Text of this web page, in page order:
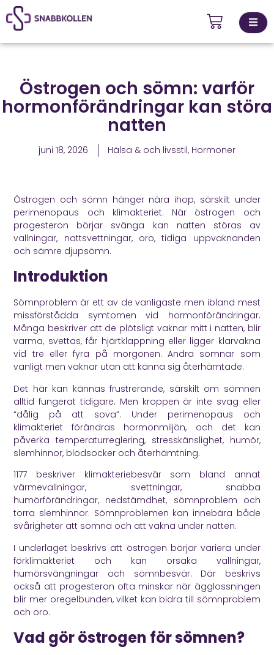
oss
Östrogen och sömn: varför
hormonförändringar kan störa
natten
juni 18, 2026 Hälsa & och livsstil, Hormoner
Östrogen och sömn hänger nära ihop, särskilt under
perimenopaus och klimakteriet. När östrogen och
progesteron börjar svänga kan natten störas av
vallningar, nattsvettningar, oro, tidiga uppvaknanden
och sämre djupsömn.
Introduktion
Sömnproblem är ett av de vanligaste men ibland mest
missförstådda symtomen vid hormonförändringar.
Många beskriver att de plötsligt vaknar mitt i natten, blir
varma, svettas, får hjärtklappning eller ligger klarvakna
vid tre eller fyra på morgonen. Andra somnar som
vanligt men vaknar utan att känna sig återhämtade.
Det här kan kännas frustrerande, särskilt om sömnen
alltid fungerat tidigare. Men kroppen är inte svag eller
“dålig på att sova”. Under perimenopaus och
klimakteriet förändras hormonmiljön, och det kan
påverka temperaturreglering, stresskänslighet, humör,
slemhinnor, blodsocker och återhämtning.
1177 beskriver klimakteriebesvär som bland annat
värmevallningar, svettningar, snabba
humörförändringar, nedstämdhet, sömnproblem och
torra slemhinnor. Sömnproblemen kan innebära både
svårigheter att somna och att vakna under natten.
I underlaget beskrivs att östrogen börjar variera under
förklimakteriet och kan orsaka vallningar,
humörsvängningar och sömnbesvär. Där beskrivs
också att progesteron ofta minskar när ägglossningen
blir mer oregelbunden, vilket kan bidra till sömnproblem
och oro.
Vad gör östrogen för sömnen?